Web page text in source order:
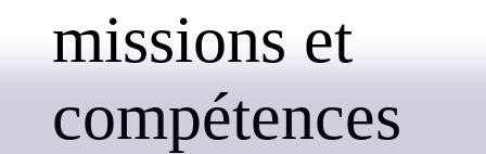
missions et
compétences